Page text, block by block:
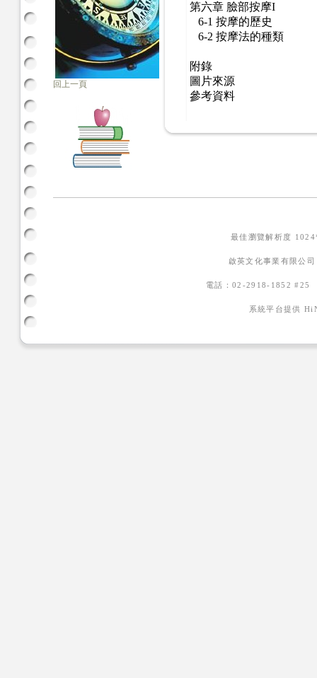
回上一頁
第六章 臉部按摩I
6-1 按摩的歷史
6-2 按摩法的種類
附錄
圖片來源
參考資料
最佳瀏覽解析度
啟英文化事業有限公
電話：02-2918-1852
系統平台提供